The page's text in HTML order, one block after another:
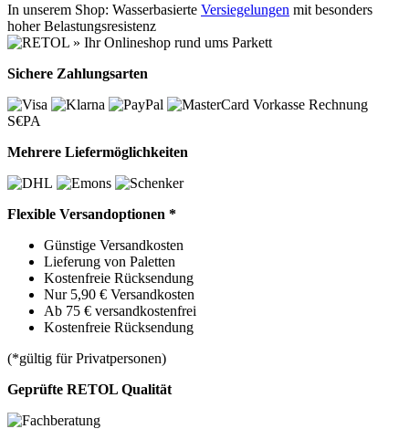
In unserem Shop: Wasserbasierte Versiegelungen mit besonders
hoher Belastungsresistenz
Sichere Zahlungsarten
Vorkasse Rechnung
S€PA
Mehrere Liefermöglichkeiten
Flexible Versandoptionen *
Günstige Versandkosten
Lieferung von Paletten
Kostenfreie Rücksendung
Nur 5,90 € Versandkosten
Ab 75 € versandkostenfrei
Kostenfreie Rücksendung
(*gültig für Privatpersonen)
Geprüfte RETOL Qualität